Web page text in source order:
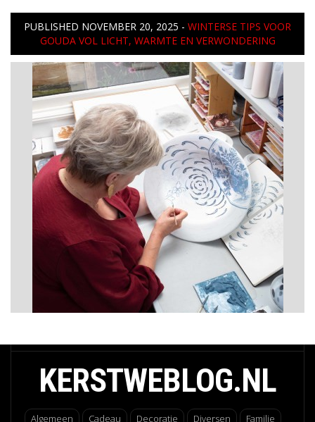
PUBLISHED NOVEMBER 20, 2025 - WINTERSE TIPS VOOR
GOUDA VOL LICHT, WARMTE EN VERWONDERING
KERSTWEBLOG.NL
Algemeen Cadeau Decoratie Diversen
Familie